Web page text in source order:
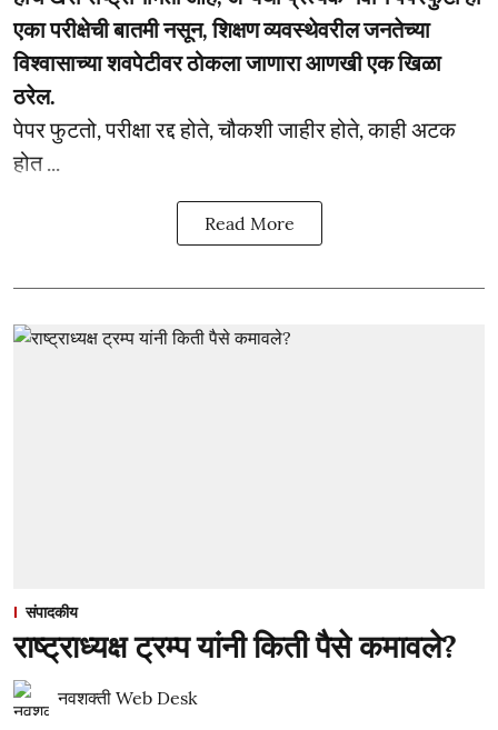
एका परीक्षेची बातमी नसून, शिक्षण व्यवस्थेवरील जनतेच्या
विश्वासाच्या शवपेटीवर ठोकला जाणारा आणखी एक खिळा
ठरेल.
पेपर फुटतो, परीक्षा रद्द होते, चौकशी जाहीर होते, काही अटक
होत ...
Read More
संपादकीय
राष्ट्राध्यक्ष ट्रम्प यांनी किती पैसे कमावले?
नवशक्ती Web Desk